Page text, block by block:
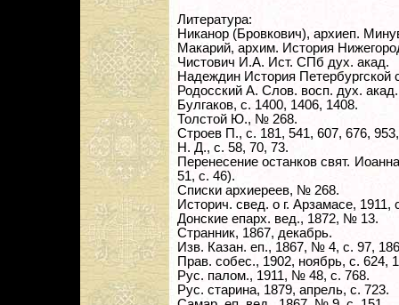
Литература:
Никанор (Бровкович), архиеп.
Макарий, архим. История
Чистович И.А. Ист. СПб дух. акад.
Надеждин История Петербургской
Родосский А. Слов. восп. дух.
Булгаков, с. 1400, 1406, 1408.
Толстой Ю., № 268.
Строев П., с. 181, 541, 607, 676,
Н. Д., с. 58, 70, 73.
Перенесение останков свят.
51, с. 46).
Списки архиереев, № 268.
Историч. свед. о г. Арзамасе, 1911,
Донские епарх. вед., 1872, № 13.
Странник, 1867, декабрь.
Изв. Казан. еп., 1867, № 4, с. 97,
Прав. собес., 1902, ноябрь, с. 624,
Рус. палом., 1911, № 48, с. 768.
Рус. старина, 1879, апрель, с. 723.